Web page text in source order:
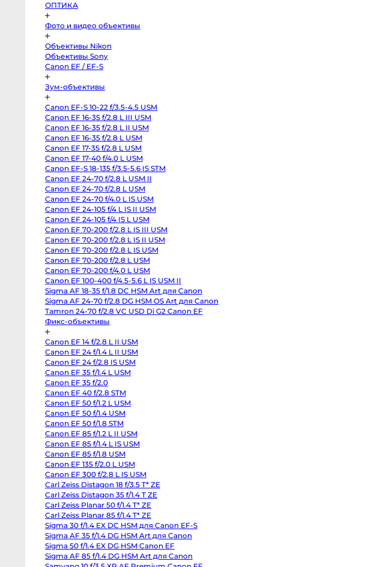
Blackmagic
Pocket
Mark
II
EF-
Mount
RED
Komodo
6K
Sony
FX3
Sony
PXW-
Z150
Sony
PXW-
Z90
Sony
FX30
Sony
PXW-
X70
Blackmagic
Pocket
Cinema
Camera
6K
Pro
PL
Sony
FX2
Sony
Экшн-
камеры
и
360
Pocket
4
Insta360
Ultra
DJI
Osmo
Pocket
4P
Vlog
Combo
GoPro
Hero
13
Black
GoPro
Hero
12
black
ОПТИКА
Фото и видео объективы
Объективы Nikon
Объективы Sony
Canon EF / EF-S
Зум-объективы
Canon EF-S 10-22 f/3.5-4.5 USM
Canon EF 16-35 f/2.8 L III USM
Canon EF 16-35 f/2.8 L II USM
Canon EF 16-35 f/2.8 L USM
Canon EF 17-35 f/2.8 L USM
Canon EF 17-40 f/4.0 L USM
Canon EF-S 18-135 f/3.5-5.6 IS STM
Canon EF 24-70 f/2.8 L USM II
Canon EF 24-70 f/2.8 L USM
Canon EF 24-70 f/4.0 L IS USM
Canon EF 24-105 f/4 L IS II USM
Canon EF 24-105 f/4 IS L USM
Canon EF 70-200 f/2.8 L IS III USM
Canon EF 70-200 f/2.8 L IS II USM
Canon EF 70-200 f/2.8 L IS USM
Canon EF 70-200 f/2.8 L USM
Canon EF 70-200 f/4.0 L USM
Canon EF 100-400 f/4.5-5.6 L IS USM II
Sigma AF 18-35 f/1.8 DC HSM Art для Canon
Sigma AF 24-70 f/2.8 DG HSM OS Art для Canon
Tamron 24-70 f/2.8 VC USD Di G2 Canon EF
Фикс-объективы
Canon EF 14 f/2.8 L II USM
Canon EF 24 f/1.4 L II USM
Canon EF 24 f/2.8 IS USM
Canon EF 35 f/1.4 L USM
Canon EF 35 f/2.0
Canon EF 40 f/2.8 STM
Canon EF 50 f/1.2 L USM
Canon EF 50 f/1.4 USM
Canon EF 50 f/1.8 STM
Canon EF 85 f/1.2 L II USM
Canon EF 85 f/1.4 L IS USM
Canon EF 85 f/1.8 USM
Canon EF 135 f/2.0 L USM
Canon EF 300 f/2.8 L IS USM
Carl Zeiss Distagon 18 f/3.5 T* ZE
Carl Zeiss Distagon 35 f/1.4 T ZE
Carl Zeiss Planar 50 f/1.4 T* ZE
Carl Zeiss Planar 85 f/1.4 T* ZE
Sigma 30 f/1.4 EX DC HSM для Canon EF-S
Sigma AF 35 f/1.4 DG HSM Art для Canon
Sigma 50 f/1.4 EX DG HSM Canon EF
Sigma AF 85 f/1.4 DG HSM Art для Canon